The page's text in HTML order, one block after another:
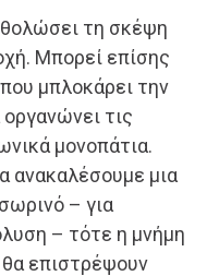
τη σκέψη
Μπορεί επίσης
μπλοκάρει την
τις
μονοπάτια.
ανακαλέσουμε μια
– για
– τότε η μνήμη
θα επιστρέψουν